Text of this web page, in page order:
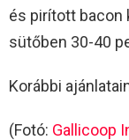
és pirított bacon
sütőben 30-40
Korábbi
(Fotó: Gallicoop